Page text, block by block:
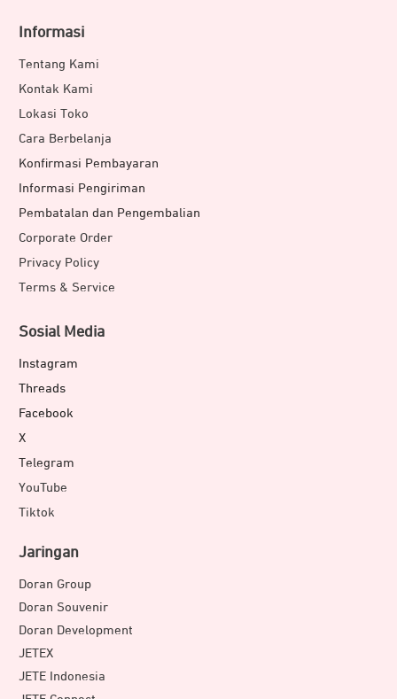
Informasi
Tentang Kami
Kontak Kami
Lokasi Toko
Cara Berbelanja
Konfirmasi Pembayaran
Informasi Pengiriman
Pembatalan dan Pengembalian
Corporate Order
Privacy Policy
Terms & Service
Sosial Media
Instagram
Threads
Facebook
X
Telegram
YouTube
Tiktok
Jaringan
Doran Group
Doran Souvenir
Doran Development
JETEX
JETE Indonesia